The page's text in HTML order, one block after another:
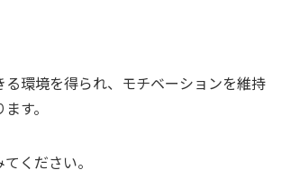
環境を得られ、モチベーションを維持
す。
ください。